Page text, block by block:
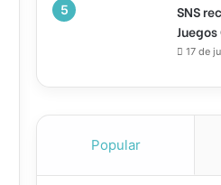
SNS
17 de
Popular